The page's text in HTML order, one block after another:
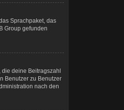
Sprachpaket, das
Group gefunden
deine Beitragszahl
Benutzer zu Benutzer
nach den